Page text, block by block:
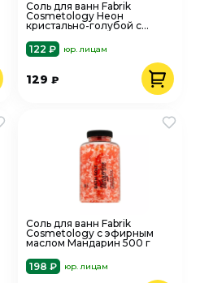
Соль для ванн Fabrik
Cosmetology Неон
кристально-голубой с
122 ₽
юр. лицам
129₽
Соль для ванн Fabrik
Cosmetology с эфирным
маслом Мандарин 500 г
198 ₽
юр. лицам